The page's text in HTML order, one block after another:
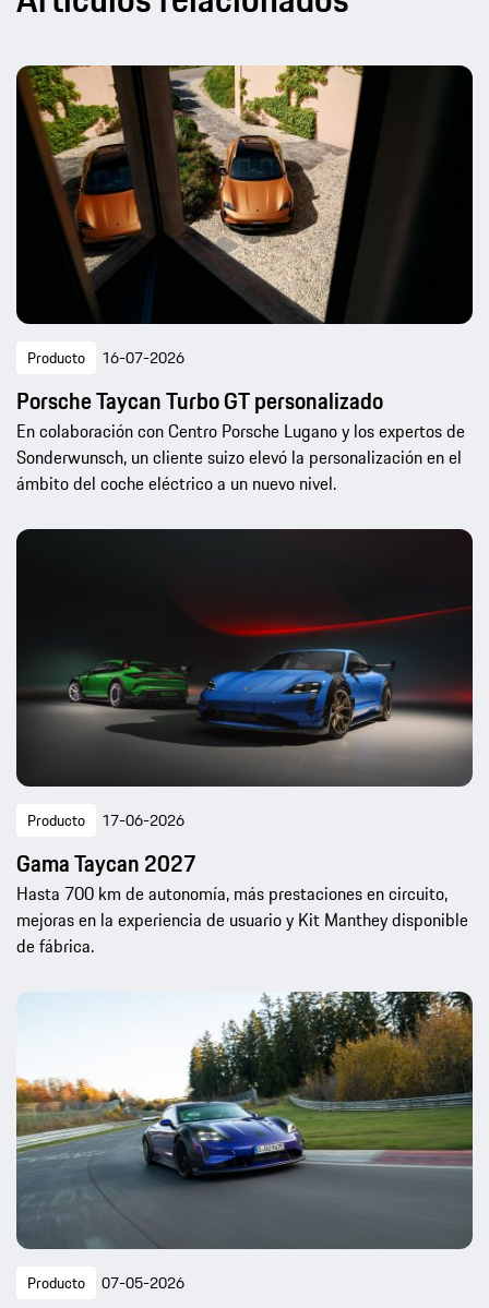
Producto 16-07-2026
Porsche Taycan Turbo GT personalizado
En colaboración con Centro Porsche Lugano y los expertos de
Sonderwunsch, un cliente suizo elevó la personalización en el
ámbito del coche eléctrico a un nuevo nivel.
Producto 17-06-2026
Gama Taycan 2027
Hasta 700 km de autonomía, más prestaciones en circuito,
mejoras en la experiencia de usuario y Kit Manthey disponible
de fábrica.
Producto 07-05-2026